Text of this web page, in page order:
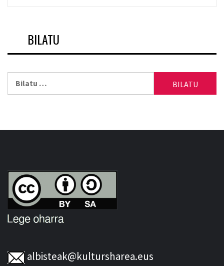
BILATU
albisteak@kultursharea.eus